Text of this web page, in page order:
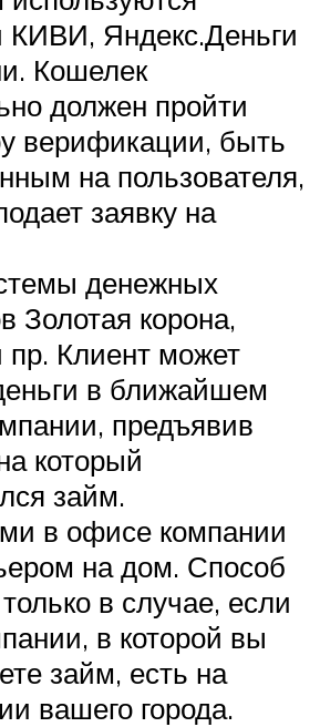
КИВИ, Яндекс.Деньги
Кошелек
должен пройти
верификации, быть
на пользователя,
заявку на
денежных
Золотая корона,
пр. Клиент может
в ближайшем
предъявив
который
займ.
в офисе компании
на дом. Способ
в случае, если
в которой вы
займ, есть на
вашего города.